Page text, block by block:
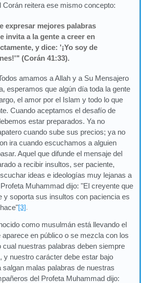
Corán reitera ese mismo concepto:
expresar mejores palabras
invita a la gente a creer en
y dice: '¡Yo soy de
(Corán 41:33).
amamos a Allah y a Su Mensajero
esperamos que algún día toda la gente
el amor por el Islam y todo lo que
Cuando aceptamos el desafío de
estar preparados. Ya no
cuando sube sus precios; ya no
ira cuando escuchamos a alguien
Aquel que difunde el mensaje del
a recibir insultos, ser paciente,
ideas e ideologías muy lejanas a
Muhammad dijo: "El creyente que
y soporta sus insultos con paciencia es
[3].
como musulmán está llevando el
en público o se mezcla con los
cual nuestras palabras deben siempre
y nuestro carácter debe estar bajo
salgan malas palabras de nuestras
del Profeta Muhammad dijo: